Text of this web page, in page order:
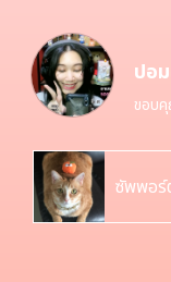
ปอ
ขอบ
ซัพพอร์